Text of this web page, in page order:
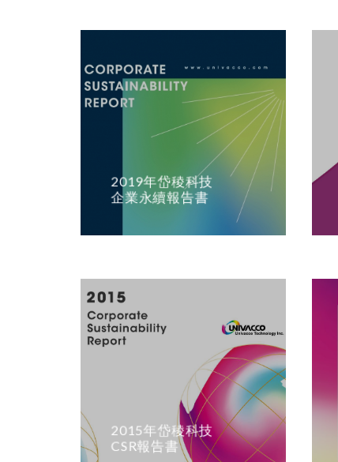
2019年岱稜科技
企業永續報告書
2015年岱稜科技
CSR報告書